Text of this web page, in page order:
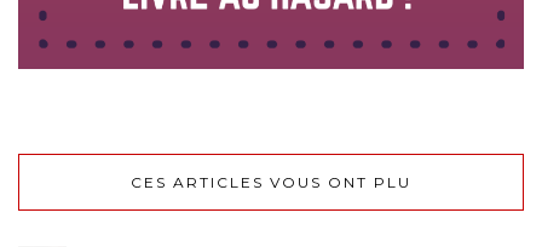
CES ARTICLES VOUS ONT PLU